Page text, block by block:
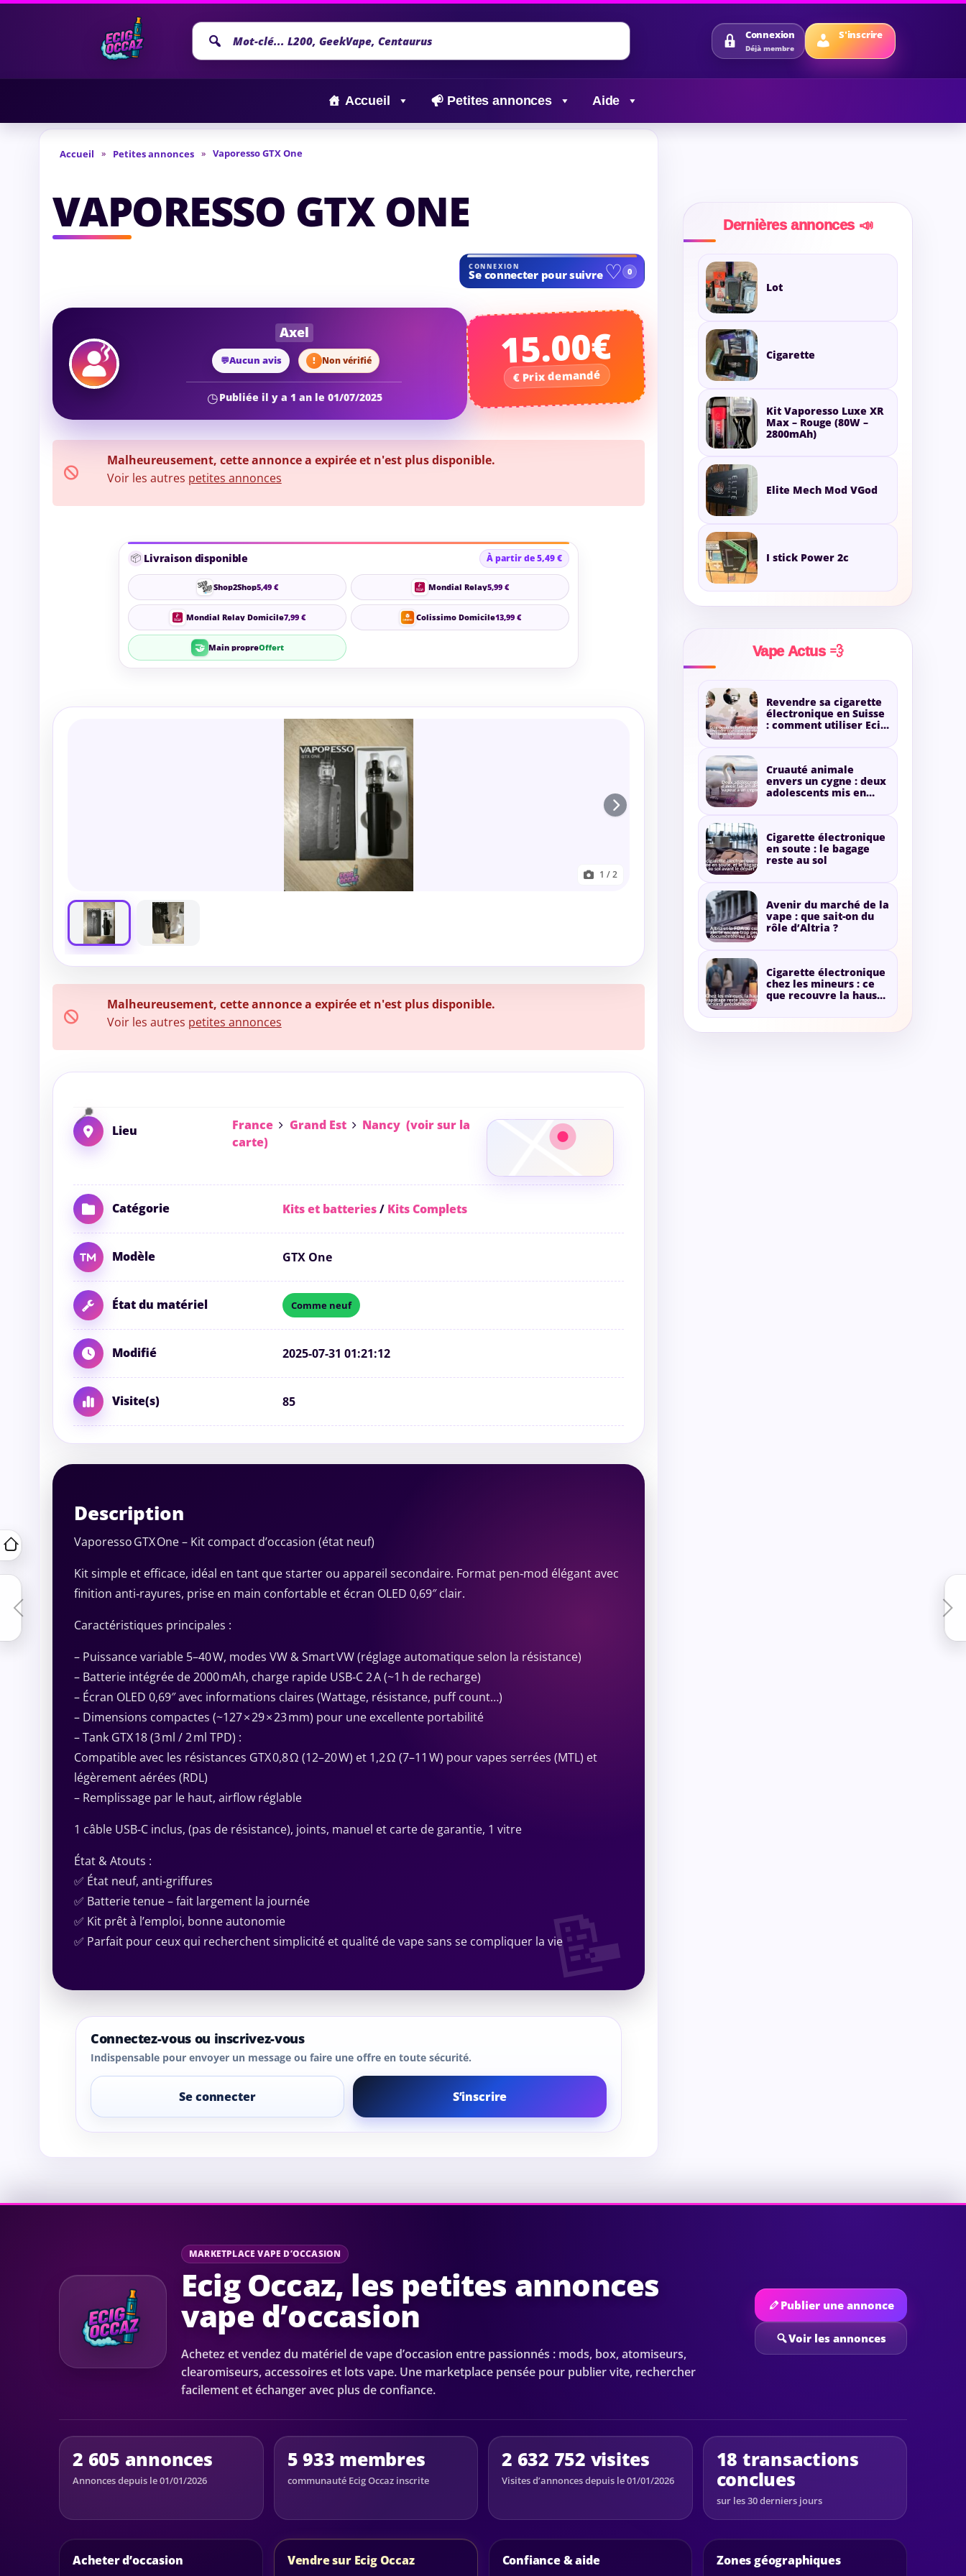
Recherche
annonce
Connexion
Déjà membre
S'inscrire
Accueil Petites annonces Aide
Accueil » Petites annonces » Vaporesso GTX One
VAPORESSO GTX ONE
Axel
Aucun avis Non vérifié
Publiée il y a 1 an le 01/07/2025
15.00€
Malheureusement, cette annonce a expirée et n'est plus disponible.
Voir les autres petites annonces
📦 Livraison disponible À partir de 5,49 €
Shop2Shop5,49 € Mondial Relay5,99 €
Mondial Relay Domicile7,99 € Colissimo Domicile13,99 €
🤝 Main propreOffert
1 / 2
Malheureusement, cette annonce a expirée et n'est plus disponible.
Voir les autres petites annonces
Lieu France Grand Est Nancy (voir sur la
carte)
Catégorie Kits et batteries/ Kits Complets
Modèle GTX One
État du matériel Comme neuf
Modifié 2025-07-31 01:21:12
Visite(s) 85
Description
Vaporesso GTX One – Kit compact d’occasion (état neuf)
Kit simple et efficace, idéal en tant que starter ou appareil secondaire. Format pen‑mod élégant avec
finition anti‑rayures, prise en main confortable et écran OLED 0,69″ clair.
Caractéristiques principales :
– Puissance variable 5–40 W, modes VW & Smart VW (réglage automatique selon la résistance)
– Batterie intégrée de 2000 mAh, charge rapide USB‑C 2 A (~1 h de recharge)
– Écran OLED 0,69″ avec informations claires (Wattage, résistance, puff count…)
– Dimensions compactes (~127 × 29 × 23 mm) pour une excellente portabilité
– Tank GTX 18 (3 ml / 2 ml TPD) :
Compatible avec les résistances GTX 0,8 Ω (12–20 W) et 1,2 Ω (7–11 W) pour vapes serrées (MTL) et
légèrement aérées (RDL)
– Remplissage par le haut, airflow réglable
1 câble USB‑C inclus, (pas de résistance), joints, manuel et carte de garantie, 1 vitre
État & Atouts :
✅ État neuf, anti‑griffures
✅ Batterie tenue – fait largement la journée
✅ Kit prêt à l’emploi, bonne autonomie
✅ Parfait pour ceux qui recherchent simplicité et qualité de vape sans se compliquer la vie
Connectez-vous ou inscrivez-vous
Indispensable pour envoyer un message ou faire une offre en toute sécurité.
Se connecter S’inscrire
Dernières annonces 📣
Lot
Cigarette
Kit Vaporesso Luxe XR
Max – Rouge (80W –
2800mAh)
Elite Mech Mod VGod
I stick Power 2c
Vape Actus 💨
Revendre sa cigarette
électronique en Suisse
: comment utiliser Ecig-
Cruauté animale
envers un cygne : deux
adolescents mis en
Cigarette électronique
en soute : le bagage
reste au sol
Avenir du marché de la
vape : que sait-on du
rôle d’Altria ?
Cigarette électronique
chez les mineurs : ce
que recouvre la hausse
MARKETPLACE VAPE D’OCCASION
Ecig Occaz, les petites annonces
vape d’occasion
Achetez et vendez du matériel de vape d’occasion entre passionnés : mods, box, atomiseurs,
clearomiseurs, accessoires et lots vape. Une marketplace pensée pour publier vite, rechercher
facilement et échanger avec plus de confiance.
Publier une annonce
Voir les annonces
2 605 annonces
Annonces depuis le 01/01/2026
5 933 membres
communauté Ecig Occaz inscrite
2 632 752 visites
Visites d’annonces depuis le 01/01/2026
18 transactions
conclues
sur les 30 derniers jours
Acheter d’occasion Vendre sur Ecig Occaz Confiance & aide Zones géographiques